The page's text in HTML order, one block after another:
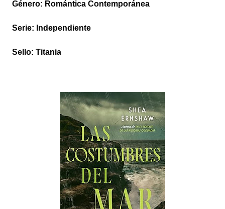
Género: Romántica Contemporánea
Serie: Independiente
Sello: Titania